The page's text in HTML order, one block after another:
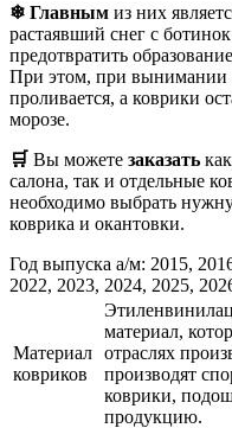
❄ Главным из них
растаявший снег с
предотвратить
При этом, при вынимании
проливается, а коврики
морозе.
🛒 Вы можете заказать
салона, так и отдельные
необходимо выбрать
коврика и окантовки.
Год выпуска а/м: 2015,
2022, 2023, 2024, 2025,
Материал
ковриков
материал,
отраслях
производят
коврики,
продукцию.